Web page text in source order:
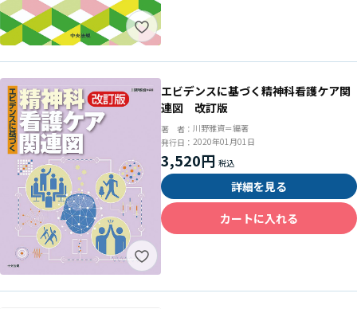
エビデンスに基づく精神科看護ケア関
連図 改訂版
著 者： 川野雅資＝編著
発行日： 2020年01月01日
3,520円
詳細を見る
カートに入れる